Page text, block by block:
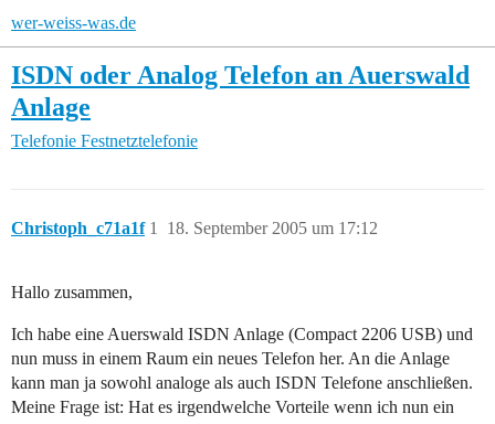
wer-weiss-was.de
ISDN oder Analog Telefon an Auerswald
Anlage
Telefonie Festnetztelefonie
Christoph_c71a1f 18. September 2005 um 17:12
1
Hallo zusammen,
Ich habe eine Auerswald ISDN Anlage (Compact 2206 USB) und
nun muss in einem Raum ein neues Telefon her. An die Anlage
kann man ja sowohl analoge als auch ISDN Telefone anschließen.
Meine Frage ist: Hat es irgendwelche Vorteile wenn ich nun ein